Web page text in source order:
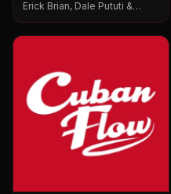
Erick Brian, Dale Pututi &